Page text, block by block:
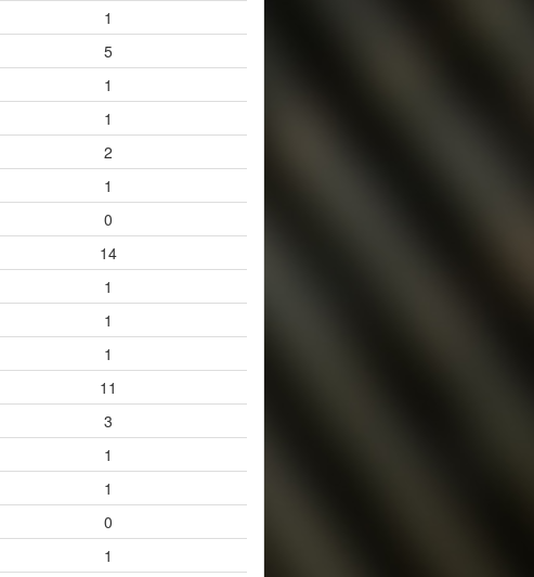
1
5
1
1
2
1
0
14
1
1
1
11
3
1
1
0
1